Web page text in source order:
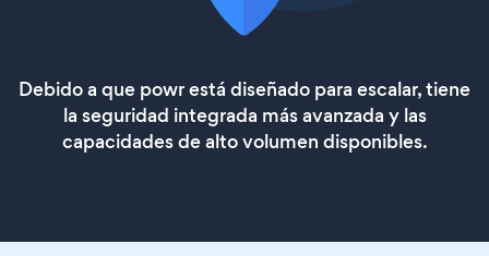
Debido a que powr está diseñado para escalar, tiene
la seguridad integrada más avanzada y las
capacidades de alto volumen disponibles.